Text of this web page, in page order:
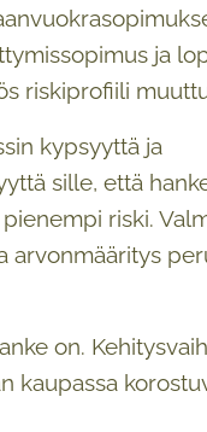
ja
riskiprofiili
kypsyyttä ja
sille, että
riski.
arvonmääritys
on.
kaupassa